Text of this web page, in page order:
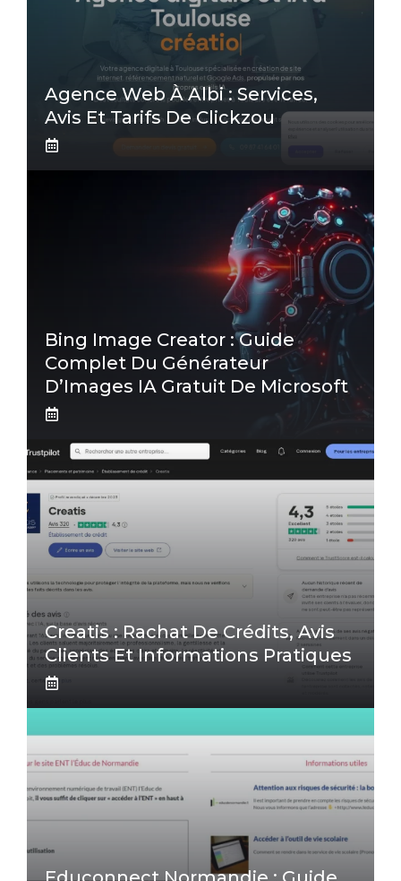
Agence Web À Albi : Services,
Avis Et Tarifs De Clickzou
Bing Image Creator : Guide
Complet Du Générateur
D’Images IA Gratuit De Microsoft
Creatis : Rachat De Crédits, Avis
Clients Et Informations Pratiques